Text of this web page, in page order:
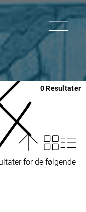
0 Resultater
for de følgende